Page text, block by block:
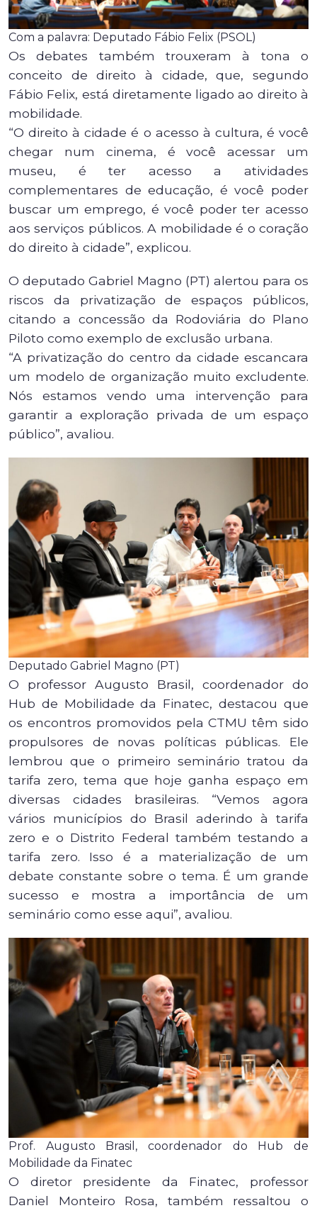
Com a palavra: Deputado Fábio Felix (PSOL)
Os debates também trouxeram à tona o
conceito de direito à cidade, que, segundo
Fábio Felix, está diretamente ligado ao direito à
mobilidade.
“O direito à cidade é o acesso à cultura, é você
chegar num cinema, é você acessar um
museu, é ter acesso a atividades
complementares de educação, é você poder
buscar um emprego, é você poder ter acesso
aos serviços públicos. A mobilidade é o coração
do direito à cidade”, explicou.
O deputado Gabriel Magno (PT) alertou para os
riscos da privatização de espaços públicos,
citando a concessão da Rodoviária do Plano
Piloto como exemplo de exclusão urbana.
“A privatização do centro da cidade escancara
um modelo de organização muito excludente.
Nós estamos vendo uma intervenção para
garantir a exploração privada de um espaço
público”, avaliou.
Deputado Gabriel Magno (PT)
O professor Augusto Brasil, coordenador do
Hub de Mobilidade da Finatec, destacou que
os encontros promovidos pela CTMU têm sido
propulsores de novas políticas públicas. Ele
lembrou que o primeiro seminário tratou da
tarifa zero, tema que hoje ganha espaço em
diversas cidades brasileiras. “Vemos agora
vários municípios do Brasil aderindo à tarifa
zero e o Distrito Federal também testando a
tarifa zero. Isso é a materialização de um
debate constante sobre o tema. É um grande
sucesso e mostra a importância de um
seminário como esse aqui”, avaliou.
Prof. Augusto Brasil, coordenador do Hub de
Mobilidade da Finatec
O diretor presidente da Finatec, professor
Daniel Monteiro Rosa, também ressaltou o